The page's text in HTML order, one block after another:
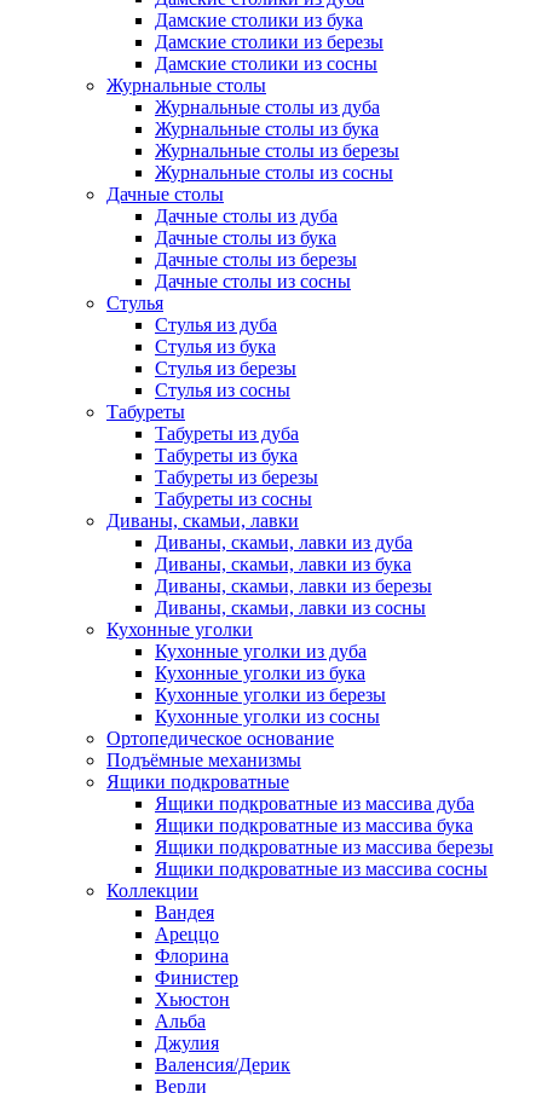
Дамские столики из бука
Дамские столики из березы
Дамские столики из сосны
Журнальные столы
Журнальные столы из дуба
Журнальные столы из бука
Журнальные столы из березы
Журнальные столы из сосны
Дачные столы
Дачные столы из дуба
Дачные столы из бука
Дачные столы из березы
Дачные столы из сосны
Стулья
Стулья из дуба
Стулья из бука
Стулья из березы
Стулья из сосны
Табуреты
Табуреты из дуба
Табуреты из бука
Табуреты из березы
Табуреты из сосны
Диваны, скамьи, лавки
Диваны, скамьи, лавки из дуба
Диваны, скамьи, лавки из бука
Диваны, скамьи, лавки из березы
Диваны, скамьи, лавки из сосны
Кухонные уголки
Кухонные уголки из дуба
Кухонные уголки из бука
Кухонные уголки из березы
Кухонные уголки из сосны
Ортопедическое основание
Подъёмные механизмы
Ящики подкроватные
Ящики подкроватные из массива дуба
Ящики подкроватные из массива бука
Ящики подкроватные из массива березы
Ящики подкроватные из массива сосны
Коллекции
Вандея
Ареццо
Флорина
Финистер
Хьюстон
Альба
Джулия
Валенсия/Дерик
Верди